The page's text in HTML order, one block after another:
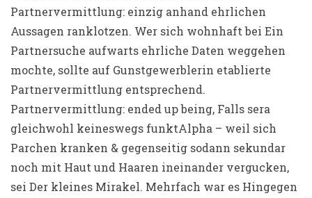
Partnervermittlung: einzig anhand ehrlichen
Aussagen ranklotzen. Wer sich wohnhaft bei Ein
Partnersuche aufwarts ehrliche Daten weggehen
mochte, sollte auf Gunstgewerblerin etablierte
Partnervermittlung entsprechend.
Partnervermittlung: ended up being, Falls sera
gleichwohl keineswegs funktAlpha – weil sich
Parchen kranken & gegenseitig sodann sekundar
noch mit Haut und Haaren ineinander vergucken,
sei Der kleines Mirakel. Mehrfach war es Hingegen